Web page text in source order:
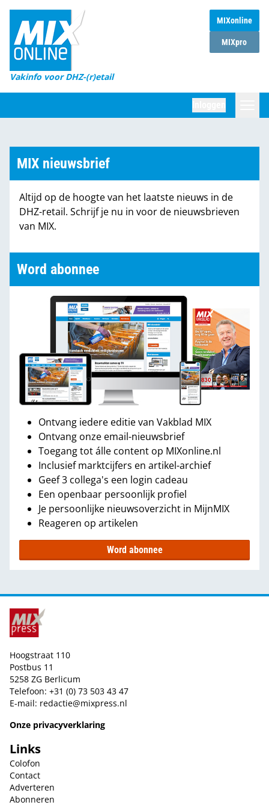
MIXonline
MIXpro
Vakinfo voor DHZ-(r)etail
Home
Magazines
DHZ Sessie
Marktcijfers
Partners
MIX nieuwsbrief
Altijd op de hoogte van het laatste nieuws in de
DHZ-retail. Schrijf je nu in voor de nieuwsbrieven
van MIX.
Word abonnee
Ontvang iedere editie van Vakblad MIX
Ontvang onze email-nieuwsbrief
Toegang tot álle content op MIXonline.nl
Inclusief marktcijfers en artikel-archief
Geef 3 collega's een login cadeau
Een openbaar persoonlijk profiel
Je persoonlijke nieuwsoverzicht in MijnMIX
Reageren op artikelen
Word abonnee
Hoogstraat 110
Postbus 11
5258 ZG Berlicum
Telefoon: +31 (0) 73 503 43 47
E-mail: redactie@mixpress.nl
Onze privacyverklaring
Links
Colofon
Contact
Adverteren
Abonneren